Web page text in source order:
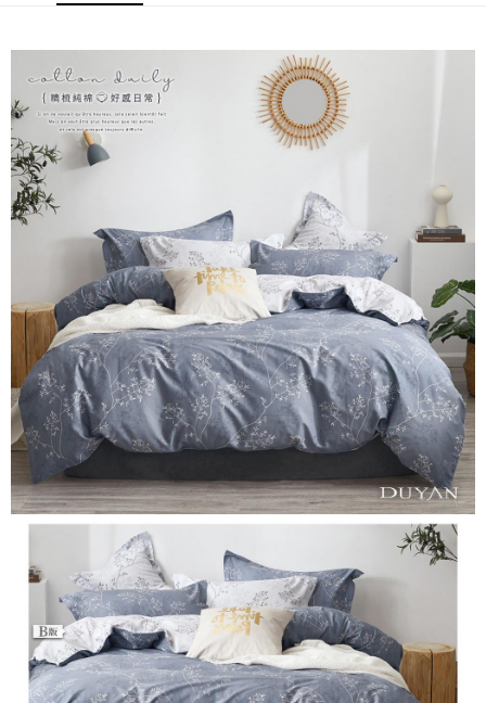
1.本服務由台灣大哥大提供，台灣大哥大用戶可立即使用無須另外申請。
2.付款方式選擇「大哥付你分期」，訂單成立後會自動跳轉到大哥付的交易
流程，驗證手機門號後，選擇欲分期的期數、繳款截止日，確認付款後即完
成交易。
3.實際核准額度、可分期數及費用金額請依後續交易確認頁面所載為準。
4.訂單成立30分鐘內，如未前往確認交易或遇審核未通過，訂單將自動取
消。如遇「轉專審核」未通過狀況，表示未達大哥付你分期系統評分，恕無
法說明評估內容。
【繳款方式說明】
1.分期款項不併入電信帳單，「大哥付你分期」於每月結算日後寄送繳費提
2.透過簡訊連結打開帳單後，可選擇「超商條碼／台灣大直營門市／銀行轉
帳／街口支付／iPASS MONEY」等通路繳費。
【注意事項】
1.本服務係由「台灣大哥大股份有限公司」（以下簡稱本公司）所提供，讓
用戶於交易時，得透過本服務購買商品或服務，並由商店將買賣／分期付款
買賣價金債權讓與本公司後，依約使用本公司帳單繳交帳款。
2.基於同意付款使用「大哥付你分期」之契約關係目的，商店將以您的個人
資料（包含姓名、電話或地址）提供予台灣大哥大進項蒐集、處理及利用，
由本公司與您本人進行分期帳單所需資料之確認、核對及更正。
3.完整用戶服務條款，請詳閱以下連結：
https://oppay.tw/userRule
相關說明
【關於「AFTEE先享後付」】
AFTEE先享後付是「在收到商品之後才付款」的支付方式。 讓您購物簡單
便利好安心！
１．簡單：不需註冊會員、不需綁卡、不需儲值。
２．便利：只要手機號碼，簡訊認證，即可結帳。
３．安心：先確認商品／服務後，再付款。
【「AFTEE先享後付」結帳流程】
１．於結帳方式選擇「AFTEE先享後付」後，將跳轉至「AFTEE先享後付」
結帳頁面，進行簡訊認證並確認金額後，即可完成結帳。
２．訂單成立數日內，您將收到繳費通知簡訊。
３．收到繳費通知簡訊後14天內，點擊此簡訊中的連結，可透過四大超商／
ATM／網路銀行／等多元方式進行付款，方視為交易完成。
※ 請注意：結帳手續完成當下不需立刻繳費，但若您需要取消訂單，請聯絡
購買商品的店家。未經商家同意取消之訂單仍視為有效，需透過AFTEE先享
後付繳納相關費用。
※ 交易是否成功請以「AFTEE先享後付 」之結帳頁面顯示為準，若有關於
是否繳費成功／繳費後需取消欲退款等相關疑問，請聯繫「AFTEE先享後付
客戶支援中心」
https://netprotections.freshdesk.com/support/home
【注意事項】
１．透過由恩沛科技股份有限公司提供之「AFTEE先享後付」服務完成之交
易，需依本服務之必要範圍內提供個人資料，並將交易相關給付款項請求債
權轉讓予恩沛科技股份有限公司。
２．關於個人資料處理事宜，請瀏覽以下網址：
https://aftee.tw/terms/#terms3
３．未成年的使用者請事先徵得法定代理人或監護人之同意方可使用
「AFTEE先享後付」，若未經同意申辦者引起之損失，本公司不負相關責
任。
４．使用「AFTEE先享後付」時，將依據個別帳號之用戶狀況，依本公司即
時審查核予不同之上限額度；若仍有額度不足之情形，本公司將視審查結果
Hami Point
相關說明
「Hami Point」為中華電信所提供之點數服務，可於會員專區綁定中華電信
會員帳號後，即可在購物車使用 Hami Point 折抵消費金額 (1點等於1元)。
ATM付款
全家取貨付款
每筆NT$60，滿NT$999(含以上)免運費
付款後全家取貨
每筆NT$60，滿NT$999(含以上)免運費
7-11取貨付款
每筆NT$60，滿NT$999(含以上)免運費
付款後7-11取貨
每筆NT$60，滿NT$999(含以上)免運費
每筆NT$80，滿NT$999(含以上)免運費